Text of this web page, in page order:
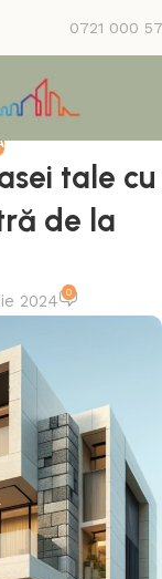
0721 000
tale cu
de la
2024 0